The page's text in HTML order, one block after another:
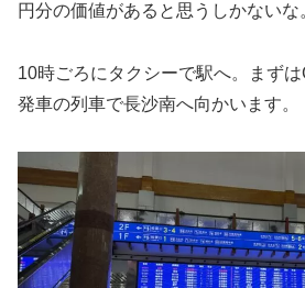
円分の価値があると思うしかないな
10時ごろにタクシーで駅へ。まず
発車の列車で長沙南へ向かいます。